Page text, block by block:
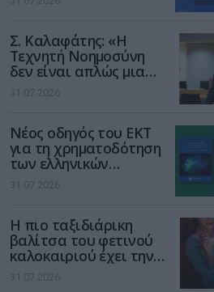
Σ. Καλαφάτης: «Η
Τεχνητή Νοημοσύνη
δεν είναι απλώς μια
νέα τεχνολογία, είναι
μια νέα βιομηχανική
31.07.2026
Νέος οδηγός του ΕΚΤ
για τη χρηματοδότηση
των ελληνικών
επιχειρήσεων στον
χώρο της άμυνας
31.07.2026
Η πιο ταξιδιάρικη
βαλίτσα του φετινού
καλοκαιριού έχει την
υπογραφή της Xiaomi
31.07.2026